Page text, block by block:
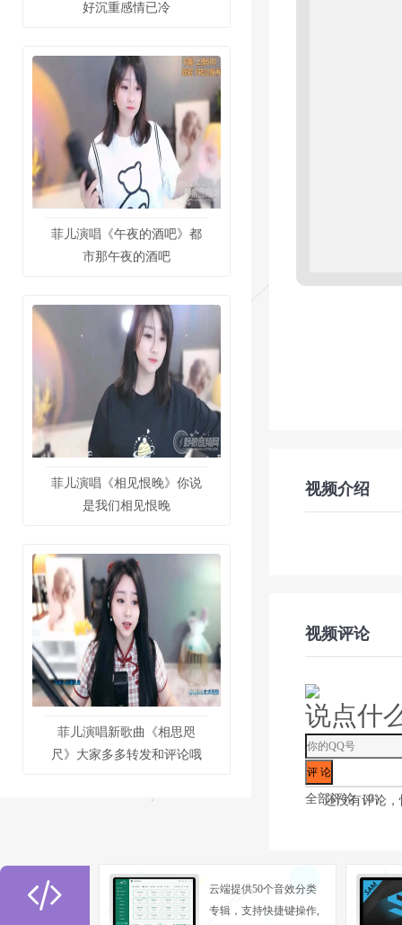
好沉重感情已冷
菲儿演唱《午夜的酒吧》都
市那午夜的酒吧
菲儿演唱《相见恨晚》你说
是我们相见恨晚
菲儿演唱新歌曲《相思咫
尺》大家多多转发和评论哦
视频介绍
视频评论
说点什
全部评论（0）
还没有评论

云端提供50个音效分类
专辑，支持快捷键操作,